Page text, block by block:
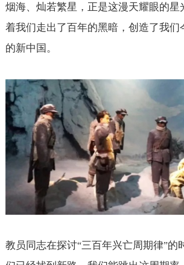
烟海、灿若繁星，正是这漫天耀眼的星
着我们走出了百年的黑暗，创造了我们
的新中国。
教员同志在探讨“三百年兴亡周期律”的